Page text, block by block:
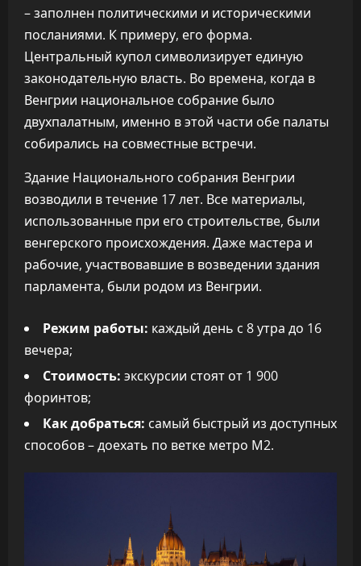
– заполнен политическими и историческими
посланиями. К примеру, его форма.
Центральный купол символизирует единую
законодательную власть. Во времена, когда в
Венгрии национальное собрание было
двухпалатным, именно в этой части обе палаты
собирались на совместные встречи.
Здание Национального собрания Венгрии
возводили в течение 17 лет. Все материалы,
использованные при его строительстве, были
венгерского происхождения. Даже мастера и
рабочие, участвовавшие в возведении здания
парламента, были родом из Венгрии.
Режим работы: каждый день с 8 утра до 16
вечера;
Стоимость: экскурсии стоят от 1 900
форинтов;
Как добраться: самый быстрый из доступных
способов – доехать по ветке метро М2.